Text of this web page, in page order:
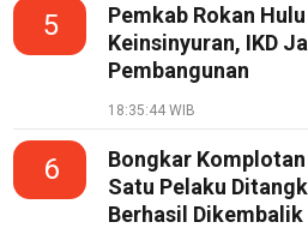
5
Pemkab Rokan
Keinsinyuran, IKD
Pembangunan
18:35:44 WIB
6
Bongkar
Satu Pelaku
Berhasil Dikembalik